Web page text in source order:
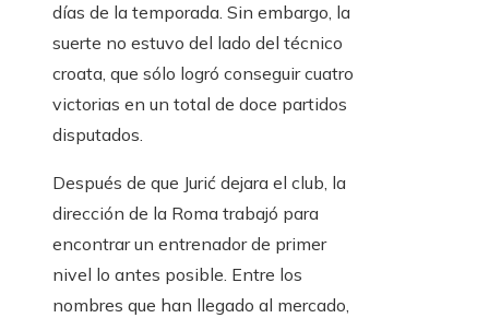
días de la temporada. Sin embargo, la
suerte no estuvo del lado del técnico
croata, que sólo logró conseguir cuatro
victorias en un total de doce partidos
disputados.
Después de que Jurić dejara el club, la
dirección de la Roma trabajó para
encontrar un entrenador de primer
nivel lo antes posible. Entre los
nombres que han llegado al mercado,